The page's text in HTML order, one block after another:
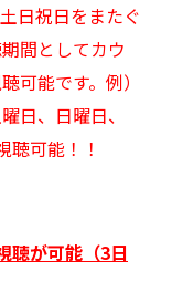
日祝日をまたぐ
間としてカウ
可能です。例）
日、日曜日、
聴可能！！
聴が可能（3日